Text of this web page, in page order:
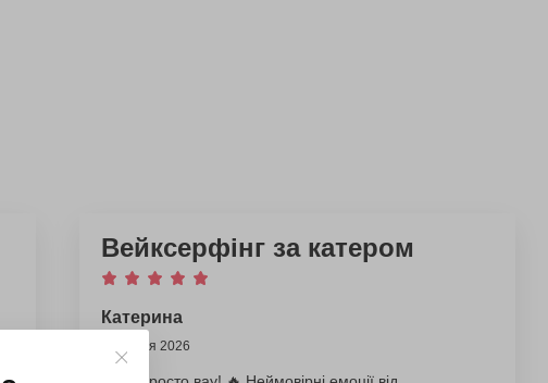
Вейксерфінг за катером
Катерина
2 серпня 2026